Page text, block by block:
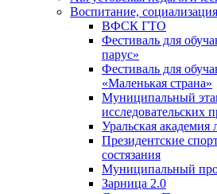
Воспитание,
ВФСК ГТО
Фестиваль для
парус»
Фестиваль для
«Маленькая страна»
Муниципальный
исследовательских
Уральская академия
Президентские
состязания
Муниципальный
Зарница 2.0